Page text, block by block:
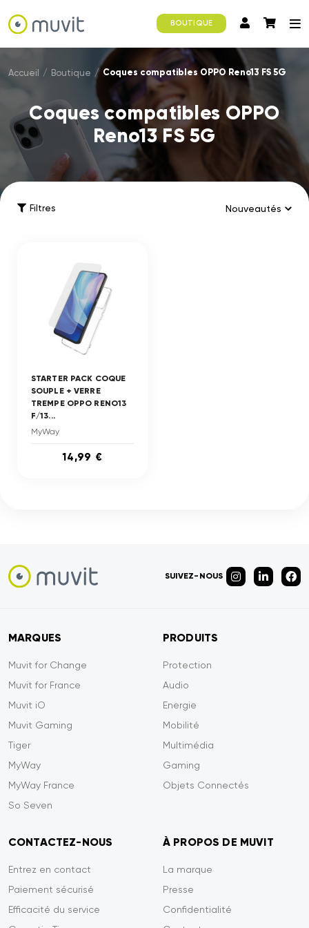
BOUTIQUE
Accueil / Boutique / Coques compatibles OPPO Reno13 FS 5G
Coques compatibles OPPO
Reno13 FS 5G
Filtres
STARTER PACK COQUE
SOUPLE + VERRE
TREMPE OPPO RENO13
F/13...
MyWay
14,99 €
SUIVEZ-NOUS
MARQUES
Muvit for Change
Muvit for France
Muvit iO
Muvit Gaming
Tiger
MyWay
MyWay France
So Seven
PRODUITS
Protection
Audio
Energie
Mobilité
Multimédia
Gaming
Objets Connectés
CONTACTEZ-NOUS
Entrez en contact
Paiement sécurisé
Efficacité du service
À PROPOS DE MUVIT
La marque
Presse
Confidentialité